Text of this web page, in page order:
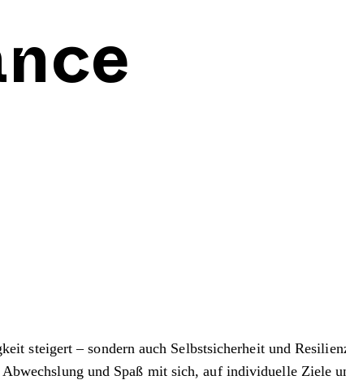
steigert – sondern auch Selbstsicherheit und
und Spaß mit sich, auf individuelle Ziele